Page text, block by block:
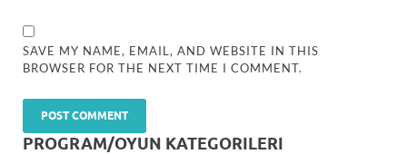
SAVE MY NAME, EMAIL, AND WEBSITE IN THIS
BROWSER FOR THE NEXT TIME I COMMENT.
PROGRAM/OYUN KATEGORILERI